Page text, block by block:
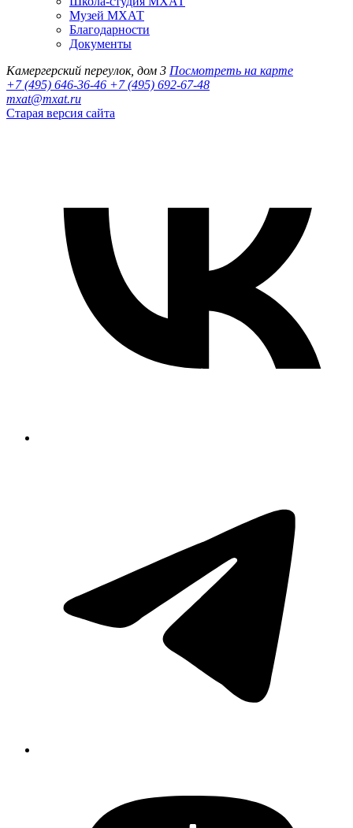
Музей МХАТ
Благодарности
Документы
Камергерский переулок, дом 3 Посмотреть на карте
+7 (495) 646-36-46 +7 (495) 692-67-48‬
mxat@mxat.ru
Старая версия сайта